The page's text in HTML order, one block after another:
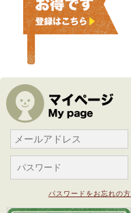
パスワードをお忘れの方